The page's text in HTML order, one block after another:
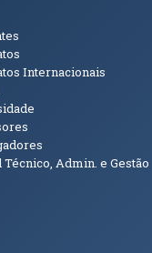
Internacionais
Técnico, Admin. e Gestão